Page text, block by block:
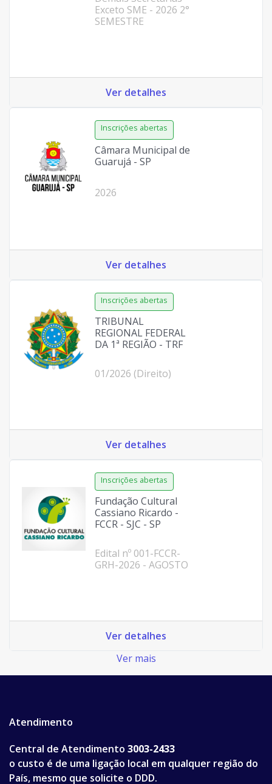
Exceto SME - 2026 2°
SEMESTRE
Ver detalhes
Câmara Municipal de
Guarujá - SP
2026
Ver detalhes
TRIBUNAL
REGIONAL FEDERAL
DA 1ª REGIÃO - TRF
01/2026 (Direito)
Ver detalhes
Fundação Cultural
Cassiano Ricardo -
FCCR - SJC - SP
Edital nº 001-FCCR-
GRH-2026 - AGOSTO
Ver detalhes
Ver mais
Atendimento
Central de Atendimento 3003-2433
o custo é de uma ligação local em qualquer região do
País, mesmo que solicite o DDD.